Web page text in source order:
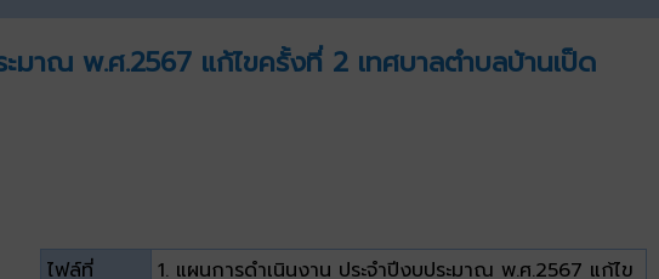
มาณ พ.ศ.2567 แก้ไขครั้งที่ 2 เทศบาลตำบลบ้านเป็ด
ไฟล์ที่
1. แผนการดำเนินงาน ประจำปีงบประมาณ พ.ศ.2567 แก้ไข